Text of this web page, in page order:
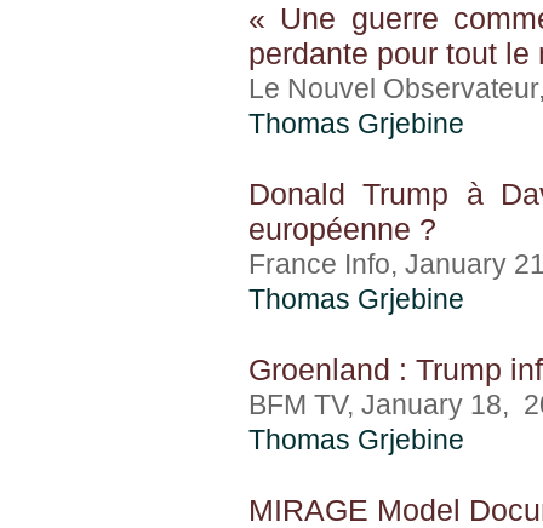
« Une guerre
perdante pour tout le
Le Nouvel
Thomas Grjebine
Donald Trump à
européenne ?
France Info, January
Thomas Grjebine
Groenland : Trump
BFM TV, January 18,
Thomas Grjebine
MIRAGE Model